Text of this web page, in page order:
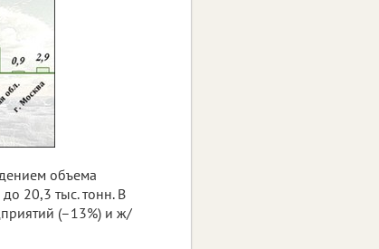
объема
20,3 тыс. тонн. В
(–13%) и ж/